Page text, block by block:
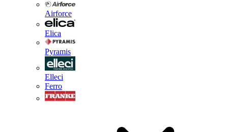
Airforce
Elica
Pyramis
Elleci
Ferro